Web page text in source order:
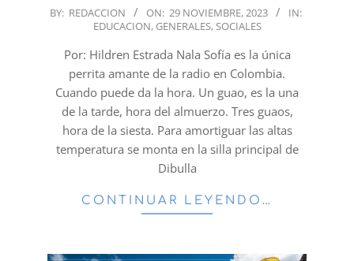
2023-
BY: REDACCION ON: 29 NOVIEMBRE, 2023
IN:
EDUCACION, GENERALES,SOCIALES
Por: Hildren Estrada Nala Sofía es la única
perrita amante de la radio en Colombia.
Cuando puede da la hora. Un guao, es la una
de la tarde, hora del almuerzo. Tres guaos,
hora de la siesta. Para amortiguar las altas
temperatura se monta en la silla principal de
Dibulla
CONTINUAR LEYENDO…